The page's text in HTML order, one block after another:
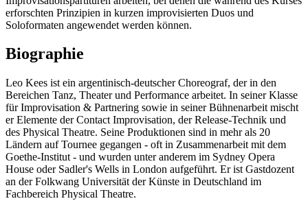
erforschten Prinzipien in kurzen improvisierten Duos und
Soloformaten angewendet werden können.
Biographie
Leo Kees ist ein argentinisch-deutscher Choreograf, der in den
Bereichen Tanz, Theater und Performance arbeitet. In seiner Klasse
für Improvisation & Partnering sowie in seiner Bühnenarbeit mischt
er Elemente der Contact Improvisation, der Release-Technik und
des Physical Theatre. Seine Produktionen sind in mehr als 20
Ländern auf Tournee gegangen - oft in Zusammenarbeit mit dem
Goethe-Institut - und wurden unter anderem im Sydney Opera
House oder Sadler's Wells in London aufgeführt. Er ist Gastdozent
an der Folkwang Universität der Künste in Deutschland im
Fachbereich Physical Theatre.